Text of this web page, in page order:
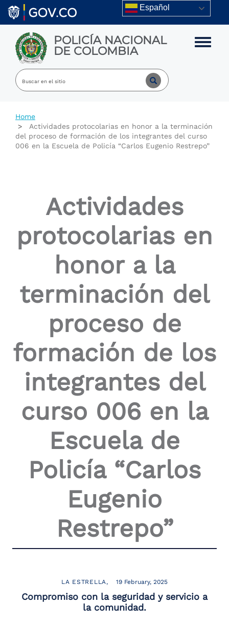
Skip to main content Español
POLICÍA NACIONAL
DE COLOMBIA Toggle
Home
Actividades protocolarias en honor a la terminación
del proceso de formación de los integrantes del curso
006 en la Escuela de Policía “Carlos Eugenio Restrepo”
Actividades
protocolarias en
honor a la
terminación del
proceso de
formación de los
integrantes del
curso 006 en la
Escuela de
Policía “Carlos
Eugenio
Restrepo”
LA ESTRELLA 19 February, 2025
Compromiso con la seguridad y servicio a
la comunidad.